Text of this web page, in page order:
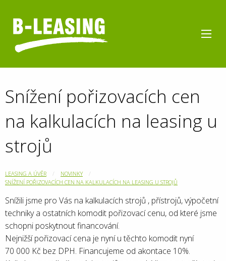
Snížení pořizovacích cen
na kalkulacích na leasing u
strojů
LEASING A ÚVĚR
NOVINKY
SNÍŽENÍ POŘIZOVACÍCH CEN NA KALKULACÍCH NA LEASING U STROJŮ
Snížili jsme pro Vás na kalkulacích strojů , přístrojů, výpočetní
techniky a ostatních komodit pořizovací cenu, od které jsme
schopni poskytnout financování.
Nejnižší pořizovací cena je nyní u těchto komodit nyní
70 000 Kč bez DPH. Financujeme od akontace 10%.